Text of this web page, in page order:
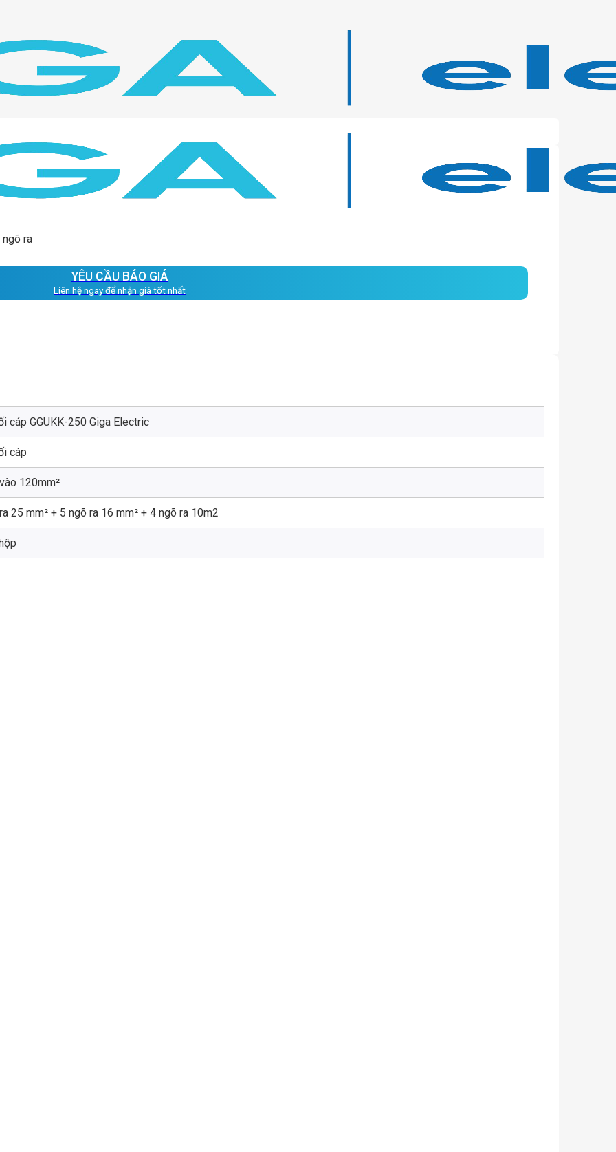
ra
YÊU CẦU BÁO GIÁ
Liên hệ ngay để nhận giá tốt nhất
cáp GGUKK-250 Giga Electric
cáp
120mm²
25 mm² + 5 ngõ ra 16 mm² + 4 ngõ ra 10m2